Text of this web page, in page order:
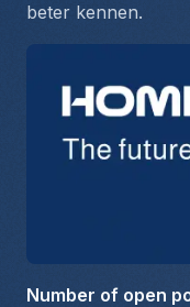
beter kennen.
Number of open